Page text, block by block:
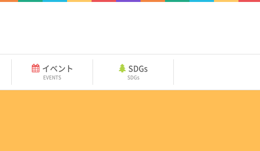
イベント
EVENTS
SDGs
SDGs